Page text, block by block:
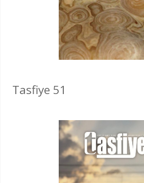
Tasfiye 51